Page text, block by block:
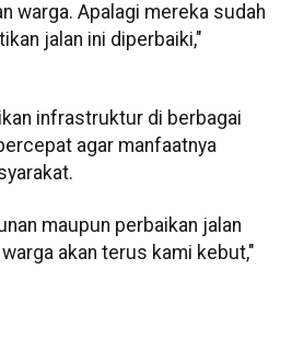
warga. Apalagi mereka sudah
jalan ini diperbaiki,"
infrastruktur di berbagai
agar manfaatnya
maupun perbaikan jalan
akan terus kami kebut,"